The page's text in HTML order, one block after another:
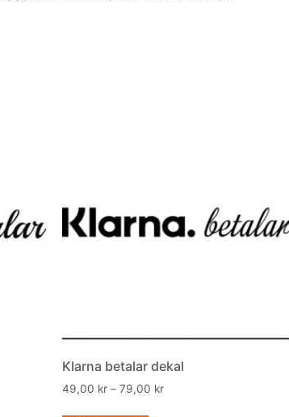
Klarna betalar dekal
49,00 kr – 79,00 kr